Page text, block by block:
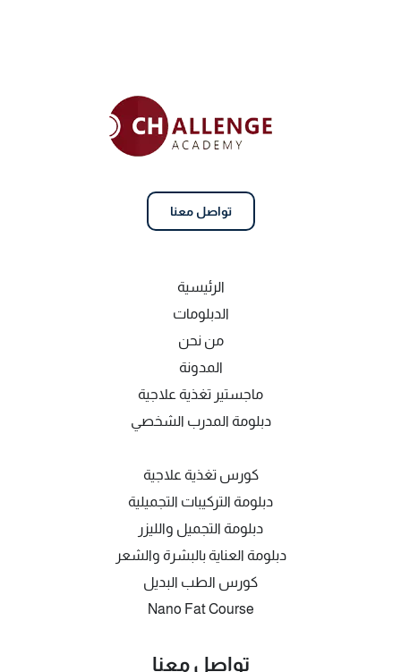
تواصل معنا
الرئيسية
الدبلومات
من نحن
المدونة
ماجستير تغذية علاجية
دبلومة المدرب الشخصي
كورس تغذية علاجية
دبلومة التركيبات التجميلية
دبلومة التجميل والليزر
دبلومة العناية بالبشرة والشعر
كورس الطب البديل
Nano Fat Course
تواصل معنا